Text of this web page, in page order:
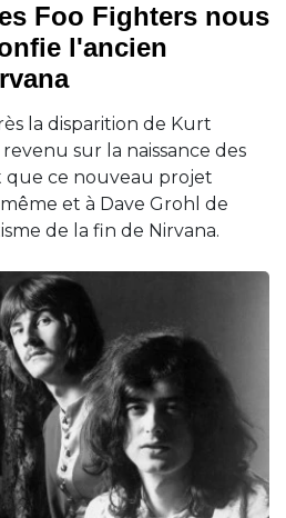
Foo Fighters nous
l'ancien
la disparition de Kurt
sur la naissance des
que ce nouveau projet
et à Dave Grohl de
de la fin de Nirvana.